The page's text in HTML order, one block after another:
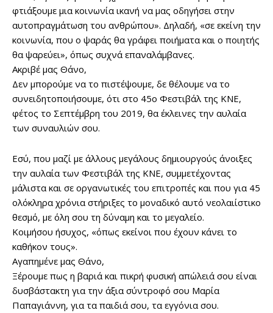
φτιάξουμε μια κοινωνία ικανή να μας οδηγήσει στην
αυτοπραγμάτωση του ανθρώπου». Δηλαδή, «σε εκείνη την
κοινωνία, που ο ψαράς θα γράφει ποιήματα και ο ποιητής
θα ψαρεύει», όπως συχνά επαναλάμβανες.
Ακριβέ μας Θάνο,
Δεν μπορούμε να το πιστέψουμε, δε θέλουμε να το
συνειδητοποιήσουμε, ότι στο 45ο Φεστιβάλ της ΚΝΕ,
φέτος το Σεπτέμβρη του 2019, θα έκλεινες την αυλαία
των συναυλιών σου.
Εσύ, που μαζί με άλλους μεγάλους δημιουργούς άνοιξες
την αυλαία των Φεστιβάλ της ΚΝΕ, συμμετέχοντας
μάλιστα και σε οργανωτικές του επιτροπές και που για 45
ολόκληρα χρόνια στήριξες το μοναδικό αυτό νεολαιίστικο
θεσμό, με όλη σου τη δύναμη και το μεγαλείο.
Κοιμήσου ήσυχος, «όπως εκείνοι που έχουν κάνει το
καθήκον τους».
Αγαπημένε μας Θάνο,
Ξέρουμε πως η βαριά και πικρή φυσική απώλειά σου είναι
δυσβάστακτη για την άξια σύντροφό σου Μαρία
Παπαγιάννη, για τα παιδιά σου, τα εγγόνια σου.